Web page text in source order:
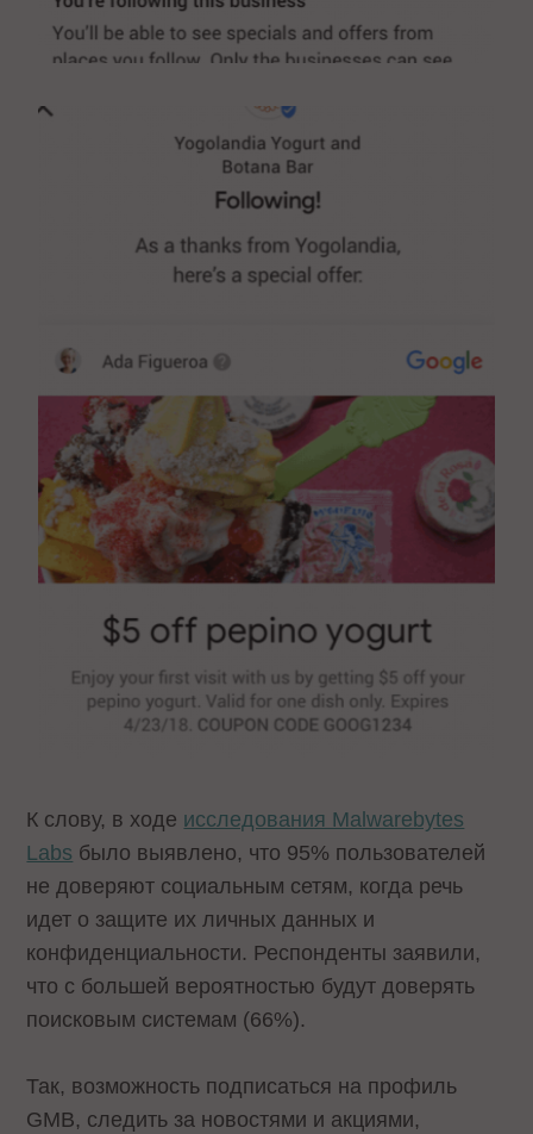
К слову, в ходе исследования Malwarebytes
Labs было выявлено, что 95% пользователей
не доверяют социальным сетям, когда речь
идет о защите их личных данных и
конфиденциальности. Респонденты заявили,
что с большей вероятностью будут доверять
поисковым системам (66%).
Так, возможность подписаться на профиль
GMB, следить за новостями и акциями,